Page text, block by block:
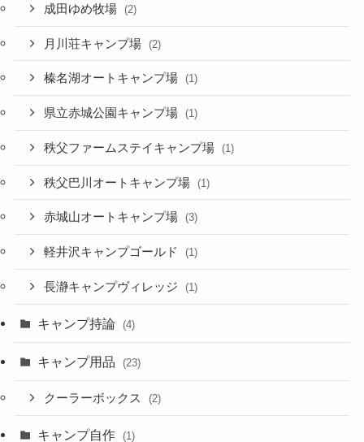
成田ゆめ牧場 (2)
月川荘キャンプ場 (2)
榛名湖オートキャンプ場 (1)
県立赤城公園キャンプ場 (1)
秩父ファームステイキャンプ場 (1)
秩父巴川オートキャンプ場 (1)
赤城山オートキャンプ場 (3)
軽井沢キャンプゴールド (1)
長瀞キャンプヴィレッジ (1)
キャンプ持論 (4)
キャンプ用品 (23)
クーラーボックス (2)
キャンプ自作 (1)